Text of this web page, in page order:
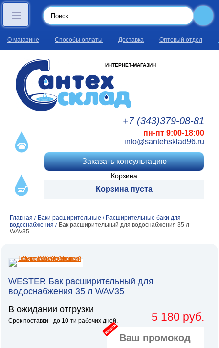
О магазине Способы оплаты Доставка Оптовый отдел
ИНТЕРНЕТ-МАГАЗИН
+7 (343)379-08-81
пн-пт 9:00-18:00
info@santehsklad96.ru
Заказать консультацию
Корзина
Корзина пуста
Главная / Баки расширительные / Расширительные баки для
водоснабжения / Бак расширительный для водоснабжения 35 л
WAV35
WESTER Бак расширительный для
водоснабжения 35 л WAV35
В ожидании отгрузки
Срок поставки - до 10-ти рабочих дней. 5 180 руб.
акция